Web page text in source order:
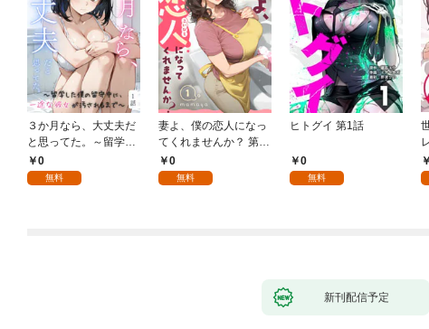
３か月なら、大丈夫だ
と思ってた。～留学し
た僕の留守中に、一途
な彼女が汚されるまで
0
無料
妻よ、僕の恋人になっ
てくれませんか？ 第1
話0
無料
ヒトグイ 第1話
0
無料
新刊配信予定